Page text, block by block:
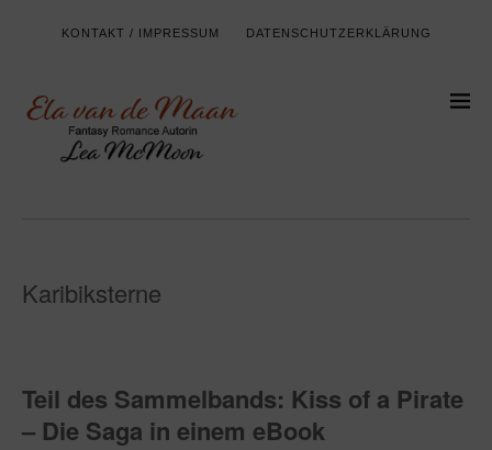
KONTAKT / IMPRESSUM DATENSCHUTZERKLÄRUNG
Karibiksterne
Teil des Sammelbands: Kiss of a Pirate
– Die Saga in einem eBook